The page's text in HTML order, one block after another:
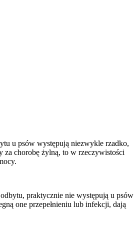
u psów występują niezwykle rzadko,
za chorobę żylną, to w rzeczywistości
praktycznie nie występują u psów
one przepełnieniu lub infekcji, dają